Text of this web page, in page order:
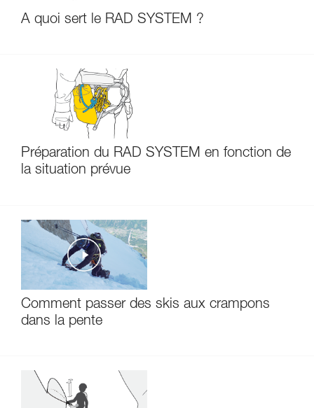
À quoi sert le RAD SYSTEM ?
Préparation du RAD SYSTEM en fonction de
la situation prévue
Comment passer des skis aux crampons
dans la pente